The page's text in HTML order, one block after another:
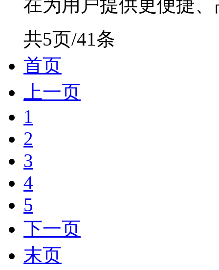
在为用户提供更便捷、
共5页/41条
首页
上一页
1
2
3
4
5
下一页
末页